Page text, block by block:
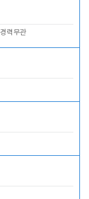
경력무관